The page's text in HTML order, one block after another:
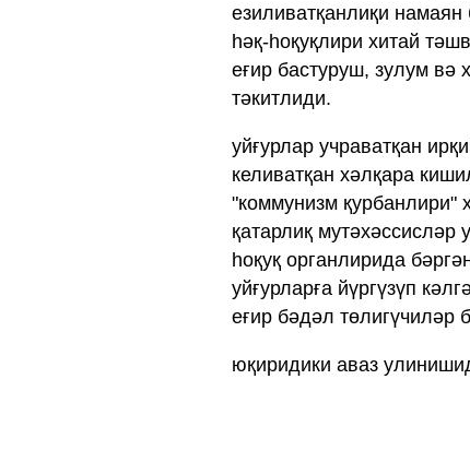
езиливатқанлиқи
һәқ-һоқуқлири хитай
еғир бастуруш, зулум вә
тәкитлиди.
уйғурлар учраватқан
келиватқан хәлқара
"коммунизм қурбанлири"
қатарлиқ мутәхәссисләр
һоқуқ органлирида
уйғурларға йүргүзүп
еғир бәдәл төлигүчиләр
юқиридики аваз